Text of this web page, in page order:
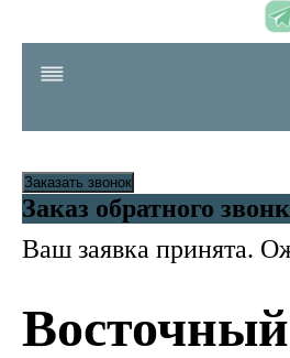
Заказать звонок
Заказ обратного
Ваш заявка принята.